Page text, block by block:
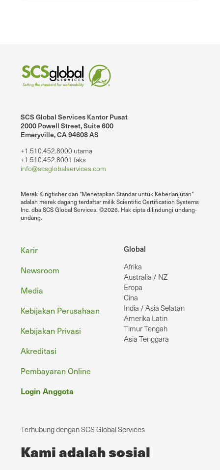
SCS Global Services Kantor Pusat
2000 Powell Street, Suite 600
Emeryville, CA 94608 AS
+1.510.452.8000 utama
+1.510.452.8001 faks
info@scsglobalservices.com
Merek Kingfisher dan "Menetapkan Standar untuk Keberlanjutan"
adalah merek dagang terdaftar milik Scientific Certification Systems
Inc. dba SCS Global Services. ©2026. Hak cipta dilindungi undang-
undang.
Global
Afrika
Australia / NZ
Eropa
Cina
India / Asia Selatan
Amerika Latin
Timur Tengah
Asia Tenggara
Footer
Karir
Newsroom
Media
Kebijakan Perusahaan
Kebijakan Privasi
Akreditasi
Pembayaran Online
Login Anggota
Terhubung dengan SCS Global Services
Kami adalah sosial